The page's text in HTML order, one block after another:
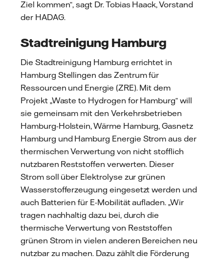
Ziel kommen“, sagt Dr. Tobias Haack, Vorstand
der HADAG.
Stadtreinigung Hamburg
Die Stadtreinigung Hamburg errichtet in
Hamburg Stellingen das Zentrum für
Ressourcen und Energie (ZRE). Mit dem
Projekt „Waste to Hydrogen for Hamburg“ will
sie gemeinsam mit den Verkehrsbetrieben
Hamburg-Holstein, Wärme Hamburg, Gasnetz
Hamburg und Hamburg Energie Strom aus der
thermischen Verwertung von nicht stofflich
nutzbaren Reststoffen verwerten. Dieser
Strom soll über Elektrolyse zur grünen
Wasserstofferzeugung eingesetzt werden und
auch Batterien für E-Mobilität aufladen. „Wir
tragen nachhaltig dazu bei, durch die
thermische Verwertung von Reststoffen
grünen Strom in vielen anderen Bereichen neu
nutzbar zu machen. Dazu zählt die Förderung